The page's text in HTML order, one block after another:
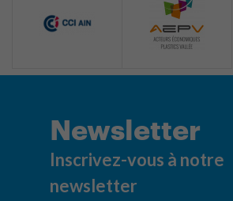
Newsletter
Inscrivez-vous à notre
newsletter